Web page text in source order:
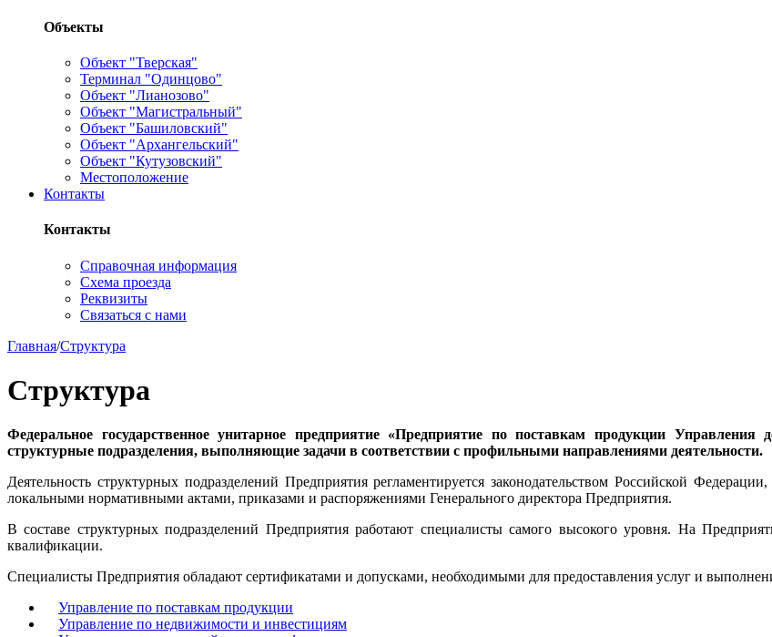
Объекты
Объект "Тверская"
Терминал "Одинцово"
Объект "Лианозово"
Объект "Магистральный"
Объект "Башиловский"
Объект "Архангельский"
Объект "Кутузовский"
Местоположение
Контакты
Контакты
Справочная информация
Схема проезда
Реквизиты
Связаться с нами
Главная/Структура
Структура
Федеральное государственное унитарное предприятие «Предприятие по поставкам продукции
структурные подразделения, выполняющие задачи в соответствии с профильными направлениями деятельности.
Деятельность структурных подразделений Предприятия регламентируется законодательством Российской
локальными нормативными актами, приказами и распоряжениями Генерального директора Предприятия.
В составе структурных подразделений Предприятия работают специалисты самого высокого уровня. На
квалификации.
Специалисты Предприятия обладают сертификатами и допусками, необходимыми для предоставления услуг и
Управление по поставкам продукции
Управление по недвижимости и инвестициям